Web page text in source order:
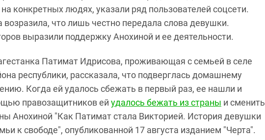
конкретных людях, указали ряд пользователей соцсети.
что лишь честно передала слова девушки.
выразили поддержку Анохиной и ее деятельности.
Патимат Идрисова, проживающая с семьей в селе
республики, рассказала, что подверглась домашнему
Когда ей удалось сбежать в первый раз, ее нашли и
правозащитников ей удалось бежать из страны и сменить
Анохиной "Как Патимат стала Викторией. История девушки
к свободе", опубликованной 17 августа изданием "Черта".